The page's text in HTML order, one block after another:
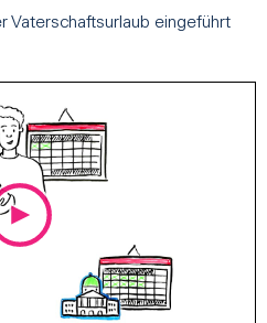
Vaterschaftsurlaub eingeführt